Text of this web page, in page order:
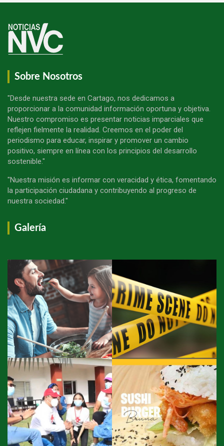
Sobre Nosotros
"Desde nuestra sede en Cartago, nos dedicamos a
proporcionar a la comunidad información oportuna y objetiva.
Nuestro compromiso es presentar noticias imparciales que
reflejen fielmente la realidad. Creemos en el poder del
periodismo para educar, inspirar y promover un cambio
positivo, siempre en línea con los principios del desarrollo
sostenible."
"Nuestra misión es informar con veracidad y ética, fomentando
la participación ciudadana y contribuyendo al progreso de
nuestra sociedad."
Galería